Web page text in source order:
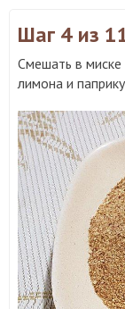
Шаг 4 из
Смешать в миске
лимона и